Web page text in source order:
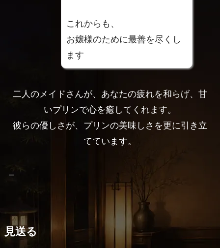
これからも、
お嬢様のために最善を尽くし
ます
二人のメイドさんが、あなたの疲れを和らげ、甘
いプリンで心を癒してくれます。
彼らの優しさが、プリンの美味しさを更に引き立
てています。
–
見送る